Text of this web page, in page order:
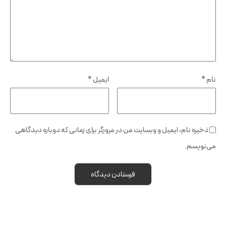
نام* ایمیل*
ذخیره نام، ایمیل و وبسایت من در مرورگر برای زمانی که دوباره دیدگاهی
می‌نویسم.